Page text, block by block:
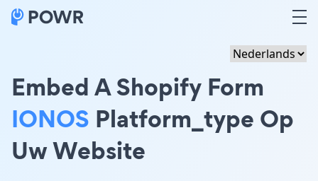
Embed A Shopify Form
IONOS Platform_type Op
Uw Website